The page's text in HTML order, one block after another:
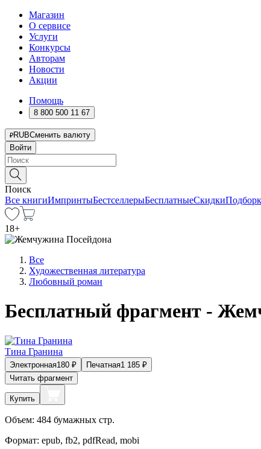
Магазин
О сервисе
Услуги
Конкурсы
Авторам
Новости
Акции
Помощь
8 800 500 11 67
RUBСменить валюту
Войти
Поиск
Все книгиИмпринтыБестселлерыБесплатныеСкидки
18+
Все
Художественная литература
Любовный роман
Бесплатный фрагмент -
Тина Гранина
Электронная180 ₽ Печатная1 185 ₽
Читать фрагмент
Купить
Объем: 484 бумажных стр.
Формат: epub, fb2, pdfRead, mobi